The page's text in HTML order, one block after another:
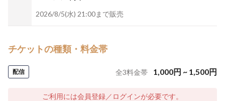
2026/8/5(水) 21:00まで販売
チケットの種類・料金帯
配信 全3料金帯 1,000円 ~ 1,500円
ご利用には会員登録／ログインが必要です。